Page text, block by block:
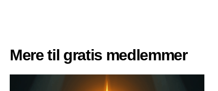
Mere til gratis medlemmer